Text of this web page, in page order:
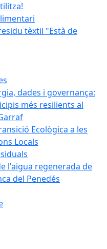
tèxtil "Està de
dades i governança:
més resilients al
Ecològica a les
Locals
l'aigua regenerada de
del Penedés